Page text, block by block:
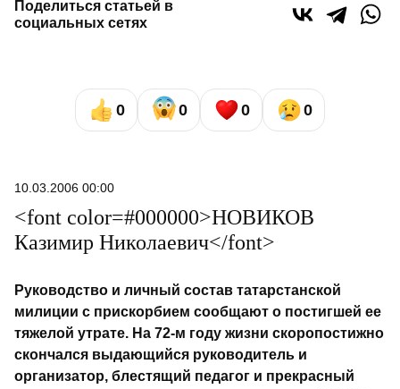
Поделиться статьей в
социальных сетях
0 0 0 0
10.03.2006 00:00
<font color=#000000>НОВИКОВ
Казимир Николаевич</font>
Руководство и личный состав татарстанской
милиции с прискорбием сообщают о постигшей ее
тяжелой утрате. На 72-м году жизни скоропостижно
скончался выдающийся руководитель и
организатор, блестящий педагог и прекрасный